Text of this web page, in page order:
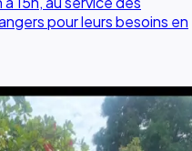
pour leurs besoins en